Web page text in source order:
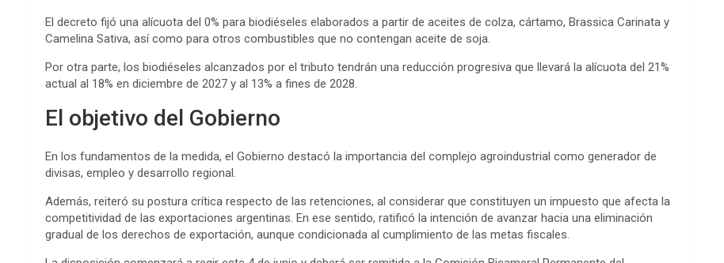
El decreto fijó una alícuota del 0% para biodiéseles elaborados a partir de aceites de colza, cártamo, Brassica Carinata y
Camelina Sativa, así como para otros combustibles que no contengan aceite de soja.
Por otra parte, los biodiéseles alcanzados por el tributo tendrán una reducción progresiva que llevará la alícuota del 21%
actual al 18% en diciembre de 2027 y al 13% a fines de 2028.
El objetivo del Gobierno
En los fundamentos de la medida, el Gobierno destacó la importancia del complejo agroindustrial como generador de
divisas, empleo y desarrollo regional.
Además, reiteró su postura crítica respecto de las retenciones, al considerar que constituyen un impuesto que afecta la
competitividad de las exportaciones argentinas. En ese sentido, ratificó la intención de avanzar hacia una eliminación
gradual de los derechos de exportación, aunque condicionada al cumplimiento de las metas fiscales.